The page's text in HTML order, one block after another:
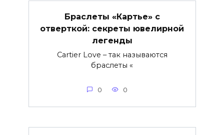
Браслеты «Картье» с
отверткой: секреты ювелирной
легенды
Cartier Love – так называются
браслеты «
0 0